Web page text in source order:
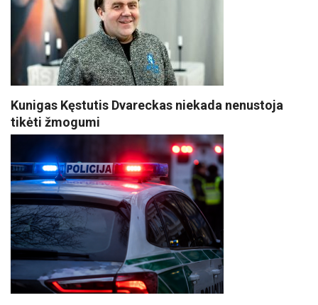
Kunigas Kęstutis Dvareckas niekada nenustoja
tikėti žmogumi